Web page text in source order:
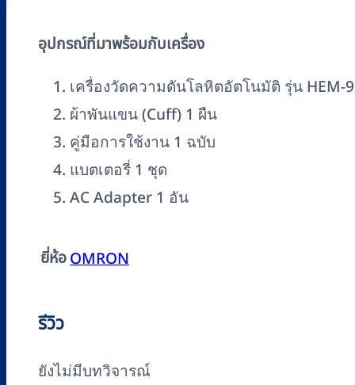
อุปกรณ์ที่มาพร้อมกับเครื่อง
เครื่องวัดความดันโลหิตอัตโนมัติ รุ่น HEM-
ผ้าพันแขน (Cuff) 1 ผืน
คู่มือการใช้งาน 1 ฉบับ
แบตเตอรี่ 1 ชุด
AC Adapter 1 อัน
ยี่ห้อOMRON
รีวิว
ยังไม่มีบทวิจารณ์